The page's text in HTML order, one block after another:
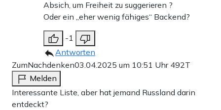
Absich, um Freiheit zu suggerieren ?
Oder ein „eher wenig fähiges“ Backend?
-1
Antworten
ZumNachdenken03.04.2025 um 10:51 Uhr 492T
Melden
Interessante Liste, aber hat jemand Russland darin
entdeckt?